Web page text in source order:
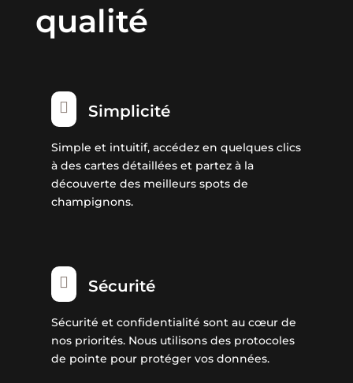
qualité
 Simplicité
Simple et intuitif, accédez en quelques clics
à des cartes détaillées et partez à la
découverte des meilleurs spots de
champignons.
 Sécurité
Sécurité et confidentialité sont au cœur de
nos priorités. Nous utilisons des protocoles
de pointe pour protéger vos données.